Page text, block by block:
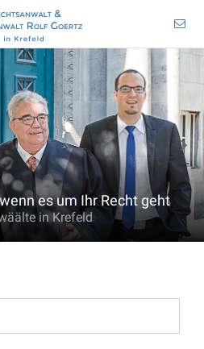
es um Ihr Recht geht
in Krefeld